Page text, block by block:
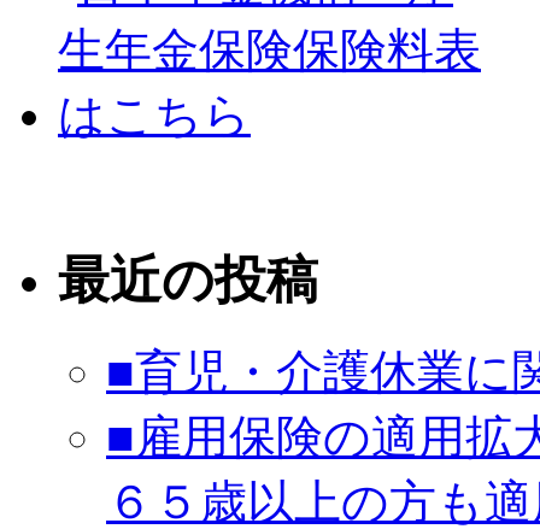
最近の投稿
■育児・介護休業に
■雇用保険の適用拡
６５歳以上の方も